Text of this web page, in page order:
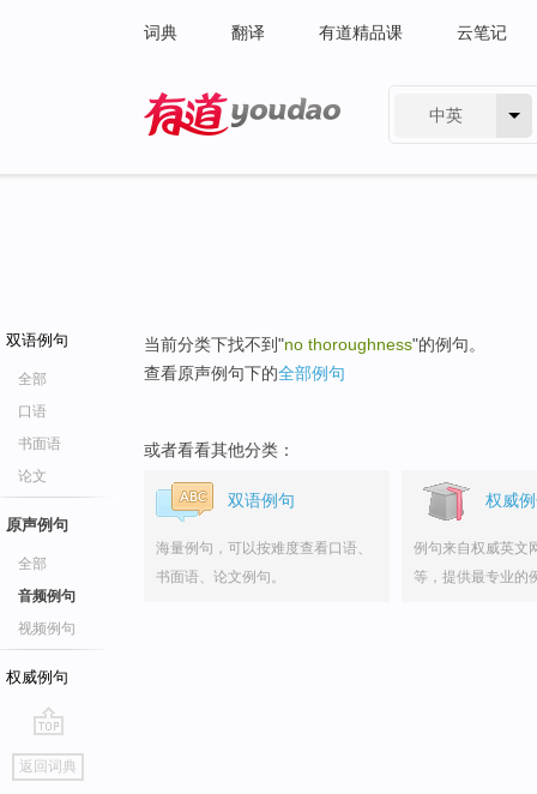
词典 翻译 有道精品课 云笔记
中英
双语例句
全部
口语
书面语
论文
原声例句
全部
音频例句
视频例句
权威例句
go
top
返回词典
当前分类下找不到"no thoroughness"的例句。
查看原声例句下的全部例句
或者看看其他分类：
双语例句
海量例句，可以按难度查看口语、
书面语、论文例句。
权威
例句来自权威英文
等，提供最专业的